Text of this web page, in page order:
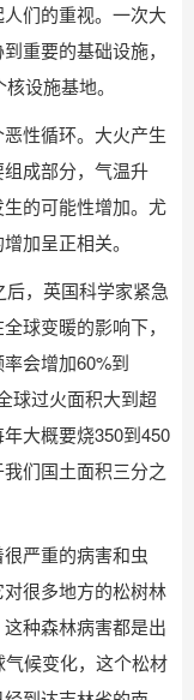
们的重视。一次大
重要的基础设施，
设施基地。
性循环。大火产生
成部分，气温升
的可能性增加。尤
加呈正相关。
，英国科学家紧急
球变暖的影响下，
会增加60%到
球过火面积大到超
大概要烧350到450
们国土面积三分之
严重的病害和虫
很多地方的松树林
种森林病害都是出
候变化，这个松材